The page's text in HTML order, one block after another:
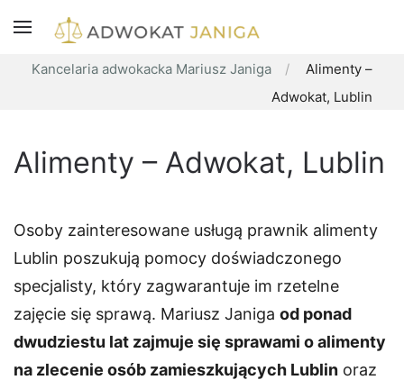
Kancelaria adwokacka Mariusz Janiga
Alimenty –
Adwokat, Lublin
Alimenty – Adwokat, Lublin
Osoby zainteresowane usługą prawnik alimenty
Lublin poszukują pomocy doświadczonego
specjalisty, który zagwarantuje im rzetelne
zajęcie się sprawą. Mariusz Janiga od ponad
dwudziestu lat zajmuje się sprawami o alimenty
na zlecenie osób zamieszkujących Lublin oraz